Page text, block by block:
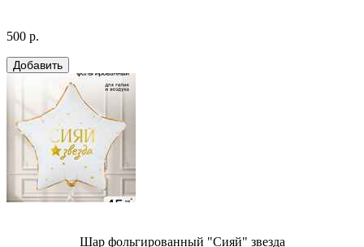
500 р.
Шар фольгированный "Сияй" звезда